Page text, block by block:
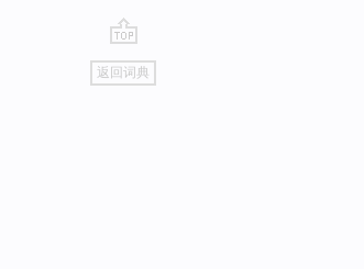
go
top
返回词典